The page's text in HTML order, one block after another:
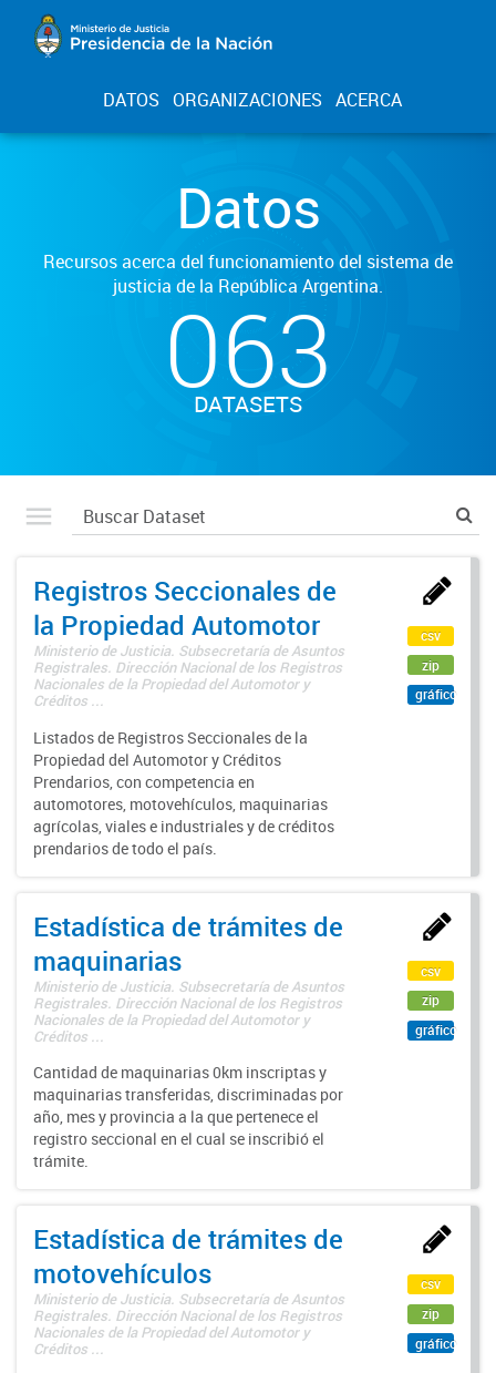
DATOS ORGANIZACIONES ACERCA
Datos
Recursos acerca del funcionamiento del sistema de
justicia de la República Argentina.
063
DATASETS
Registros Seccionales de
la Propiedad Automotor
Ministerio de Justicia. Subsecretaría de Asuntos
Registrales. Dirección Nacional de los Registros
Nacionales de la Propiedad del Automotor y
Créditos ...
Listados de Registros Seccionales de la
Propiedad del Automotor y Créditos
Prendarios, con competencia en
automotores, motovehículos, maquinarias
agrícolas, viales e industriales y de créditos
prendarios de todo el país.
csv
zip
gráfico
Estadística de trámites de
maquinarias
Ministerio de Justicia. Subsecretaría de Asuntos
Registrales. Dirección Nacional de los Registros
Nacionales de la Propiedad del Automotor y
Créditos ...
Cantidad de maquinarias 0km inscriptas y
maquinarias transferidas, discriminadas por
año, mes y provincia a la que pertenece el
registro seccional en el cual se inscribió el
trámite.
csv
zip
gráfico
Estadística de trámites de
motovehículos
Ministerio de Justicia. Subsecretaría de Asuntos
Registrales. Dirección Nacional de los Registros
Nacionales de la Propiedad del Automotor y
Créditos ...
csv
zip
gráfico